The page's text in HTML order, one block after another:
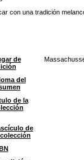
con una tradición
de
del
de la
de